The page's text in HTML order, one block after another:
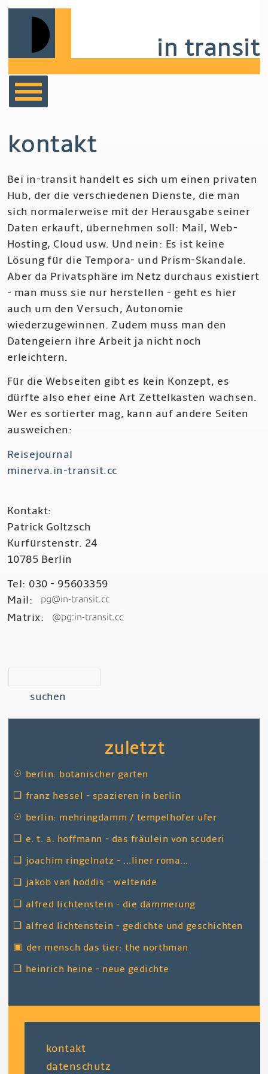
Skip
navigation
in transit
musik
notizen
kontakt
Bei in-transit handelt es sich um einen privaten
Hub, der die verschiedenen Dienste, die man
sich normalerweise mit der Herausgabe seiner
Daten erkauft, übernehmen soll: Mail, Web-
Hosting, Cloud usw. Und nein: Es ist keine
Lösung für die Tempora- und Prism-Skandale.
Aber da Privatsphäre im Netz durchaus existiert
- man muss sie nur herstellen - geht es hier
auch um den Versuch, Autonomie
wiederzugewinnen. Zudem muss man den
Datengeiern ihre Arbeit ja nicht noch
erleichtern.
Für die Webseiten gibt es kein Konzept, es
dürfte also eher eine Art Zettelkasten wachsen.
Wer es sortierter mag, kann auf andere Seiten
ausweichen:
Reisejournal
minerva.in-transit.cc
Kontakt:
Patrick Goltzsch
Kurfürstenstr. 24
10785 Berlin
Tel: 030 - 95603359
Mail:
Matrix:
zuletzt
☉ berlin: botanischer garten
❑ franz hessel - spazieren in berlin
☉ berlin: mehringdamm / tempelhofer ufer
❑ e. t. a. hoffmann - das fräulein von scuderi
❑ joachim ringelnatz - ...liner roma...
❑ jakob van hoddis - weltende
❑ alfred lichtenstein - die dämmerung
❑ alfred lichtenstein - gedichte und geschichten
▣ der mensch das tier: the northman
❑ heinrich heine - neue gedichte
fußzeile
kontakt
datenschutz